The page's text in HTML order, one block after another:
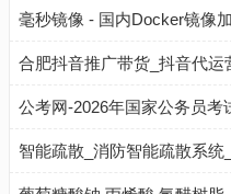
合肥抖音推广带货_抖音代运